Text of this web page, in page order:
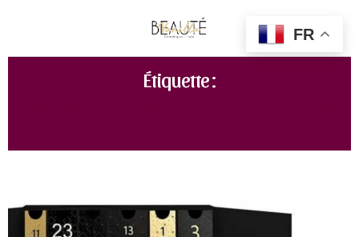
Étiquette :
FR